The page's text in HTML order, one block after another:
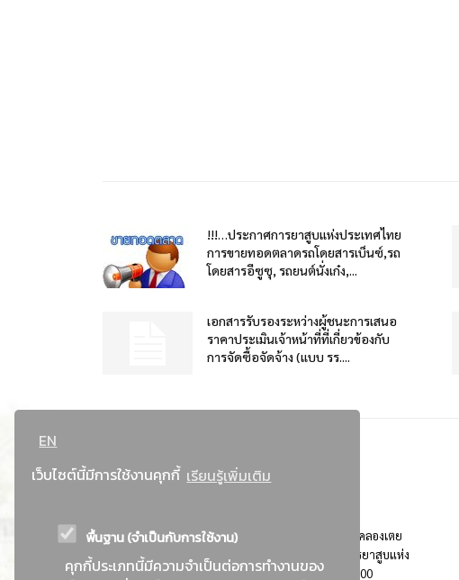
EN
เว็บไซต์นี้มีการใช้งานคุกกี้ เรียนรู้เพิ่มเติม
พื้นฐาน (จำเป็นกับการใช้งาน)
คุกกี้ประเภทนี้มีความจำเป็นต่อการทำงานของ
!!!…ประกาศการยาสูบแห่งประเทศไทย
การขายทอดตลาดรถโดยสารเบ็นซ์,รถ
โดยสารอีซูซุ, รถยนต์นั่งเก๋ง,...
เอกสารรับรองระหว่างผู้ชนะการเสนอ
ราคาประเมินเจ้าหน้าที่ที่เกี่ยวข้องกับ
การจัดซื้อจัดจ้าง (แบบ รร....
ที่อยู่ : 184 ถนนพระรามที่ 4 แขวงคลองเตย เขตคลองเตย
กรุงเทพมหานคร 10110 ติดต่อประชาสัมพันธ์ การยาสูบแห่ง
ประเทศไทย Call center โทร. 0-2229-1000